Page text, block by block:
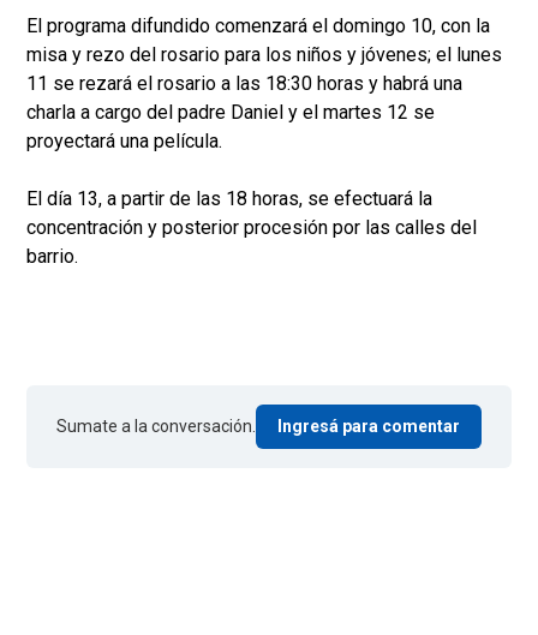
El programa difundido comenzará el domingo 10, con la
misa y rezo del rosario para los niños y jóvenes; el lunes
11 se rezará el rosario a las 18:30 horas y habrá una
charla a cargo del padre Daniel y el martes 12 se
proyectará una película.
El día 13, a partir de las 18 horas, se efectuará la
concentración y posterior procesión por las calles del
barrio.
Sumate a la conversación. Ingresá para comentar